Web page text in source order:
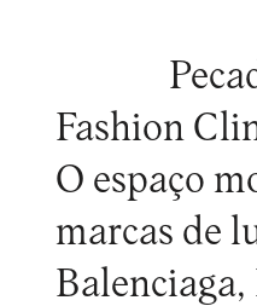
Fashion
O espaço
marcas de